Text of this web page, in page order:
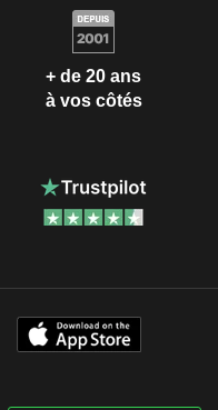
+ de 20 ans
à vos côtés